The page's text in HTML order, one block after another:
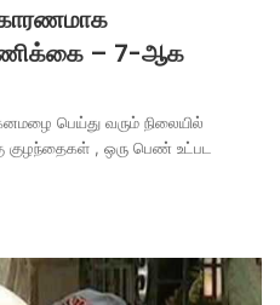
– 7-ஆக
பெய்து வரும் நிலையில்
, ஒரு பெண் உட்பட